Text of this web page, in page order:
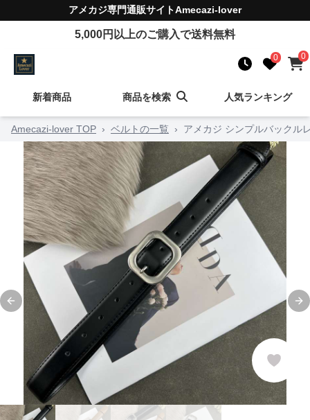
アメカジ専門通販サイトAmecazi-lover
5,000円以上のご購入で送料無料
0 0
新着商品 商品を検索 人気ランキング
Amecazi-lover TOP › ベルトの一覧 › アメカジ シンプルバックル
Previous slide